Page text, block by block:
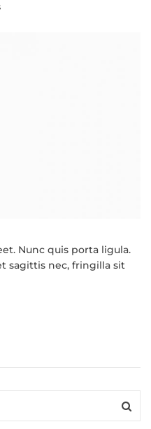
Nunc quis porta ligula.
sagittis nec, fringilla sit